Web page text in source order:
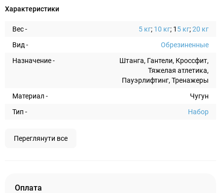
Характеристики
Вес - 5 кг; 10 кг; 1 5 кг;20 кг
Вид -
Обрезиненные
Назначение -
Штанга, Гантели, Кроссфит,
Тяжелая атлетика,
Пауэрлифтинг, Тренажеры
Материал -
Чугун
Тип -
Набор
Переглянути все
Оплата